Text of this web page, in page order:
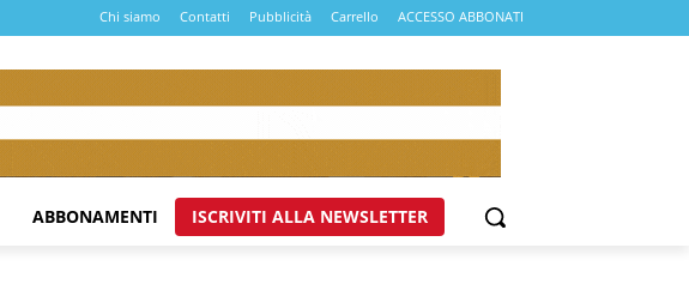
Chi siamo Contatti Pubblicità Carrello ACCESSO ABBONATI
ABBONAMENTI ISCRIVITI ALLA NEWSLETTER